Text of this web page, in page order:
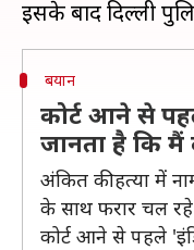
बयान
कोर्ट आने से
जानता है कि मैं
अंकित की हत्या में
के साथ फरार चल
कोर्ट आने से पहले